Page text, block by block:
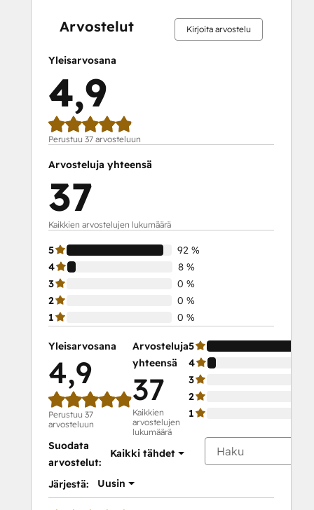
Service Hub Demo Certification
Social Media Marketing Certification
Social Media Marketing Certification II
Solutions Architecture Foundations
Arvostelut Kirjoita arvostelu
Yleisarvosana
4,9
Perustuu 37 arvosteluun
Arvosteluja yhteensä
37
Kaikkien arvostelujen lukumäärä
5
92 %
4
8 %
3
0 %
2
0 %
1
0 %
Yleisarvosana
4,9
Perustuu 37
arvosteluun
Arvosteluja
yhteensä
37
Kaikkien
arvostelujen
lukumäärä
5
4
3
2
1
Suodata
arvostelut:
Kaikki tähdet
Järjestä: Uusin